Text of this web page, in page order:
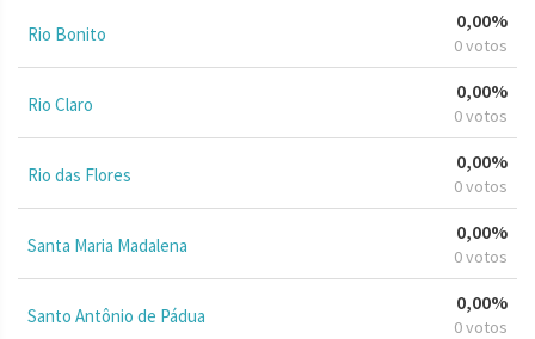
Rio Bonito
0,00%
0 votos
Rio Claro
0,00%
0 votos
Rio das Flores
0,00%
0 votos
Santa Maria Madalena
0,00%
0 votos
Santo Antônio de Pádua
0,00%
0 votos